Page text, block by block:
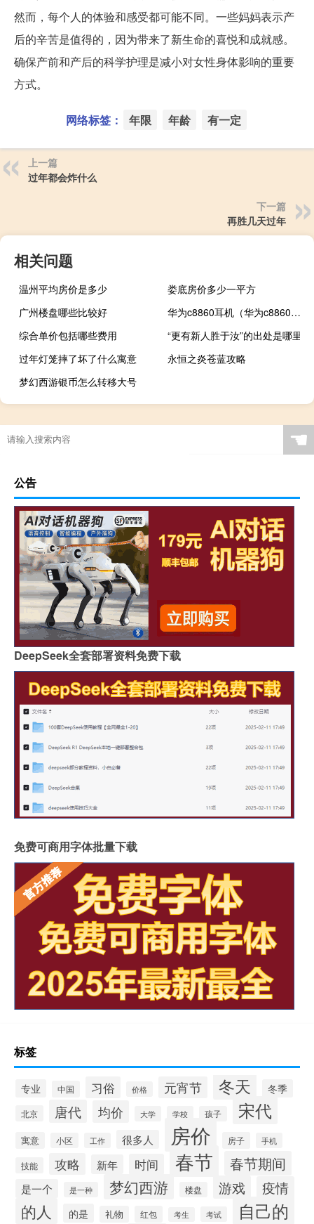
然而，每个人的体验和感受都可能不同。一些妈妈表示产
后的辛苦是值得的，因为带来了新生命的喜悦和成就感。
确保产前和产后的科学护理是减小对女性身体影响的重要
方式。
网络标签： 年限 年龄 有一定
上一篇
过年都会炸什么
下一篇
再胜几天过年
相关问题
温州平均房价是多少
娄底房价多少一平方
广州楼盘哪些比较好
华为c8860耳机（华为c8860e）
综合单价包括哪些费用
“更有新人胜于汝”的出处是哪里
过年灯笼摔了坏了什么寓意
永恒之炎苍蓝攻略
梦幻西游银币怎么转移大号
☚
公告
DeepSeek全套部署资料免费下载
免费可商用字体批量下载
标签
专业 中国 习俗 价格 元宵节 冬天 冬季
北京 唐代 均价 大学 学校 孩子 宋代
寓意 小区 工作 很多人 房价 房子 手机
技能 攻略 新年 时间 春节 春节期间
是一个 是一种 梦幻西游 楼盘 游戏 疫情
的人 的是 礼物 红包 考生 考试 自己的